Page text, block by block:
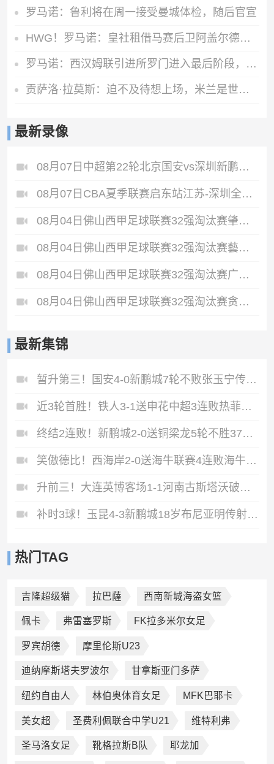
罗马诺：鲁利将在周一接受曼城体检，随后官宣
HWG！罗马诺：皇社租借马赛后卫阿盖尔德达协议，买断费1100万欧
罗马诺：西汉姆联引进所罗门进入最后阶段，正推进与热刺的谈判
贡萨洛·拉莫斯：迫不及待想上场，米兰是世上最伟大的俱乐部之一
最新录像
08月07日中超第22轮北京国安vs深圳新鹏城全场录像
08月07日CBA夏季联赛启东站江苏-深圳全场录像
08月04日佛山西甲足球联赛32强淘汰赛肇庆恒骏成VS三七互娱全场录像
08月04日佛山西甲足球联赛32强淘汰赛藝品高國際VS湛江狂狼·粵辉能源全场录像
08月04日佛山西甲足球联赛32强淘汰赛广东西南建设VS香港圣徒全场录像
08月04日佛山西甲足球联赛32强淘汰赛贪玩游戏VS美的薪火全场录像
最新集锦
暂升第三！国安4-0新鹏城7轮不败张玉宁传射达万双响法比奥破门
近3轮首胜！铁人3-1送申花中超3连败热菲尼奥双响邦本宜裕传射
终结2连败！新鹏城2-0送铜梁龙5轮不胜37岁姜至鹏破门韦斯利建功
笑傲德比！西海岸2-0送海牛联赛4连败海牛仍垫底西海岸升至第二
升前三！大连英博客场1-1河南古斯塔沃破门19岁杨铭锐替补扳平
补时3球！玉昆4-3新鹏城18岁布尼亚明传射侯永永乌龙卡约绝杀
热门TAG
吉隆超级猫 拉巴薩 西南新城海盗女篮
佩卡 弗雷塞罗斯 FK拉多米尔女足
罗宾胡德 摩里伦斯U23
迪纳摩斯塔夫罗波尔 甘拿斯亚门多萨
纽约自由人 林伯奥体育女足 MFK巴耶卡
美女超 圣费利佩联合中学U21 维特利弗
圣马洛女足 靴格拉斯B队 耶龙加